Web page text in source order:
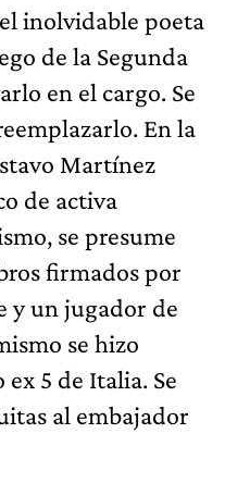
inolvidable poeta
de la Segunda
en el cargo. Se
En la
Martínez
de activa
se presume
firmados por
y un jugador de
se hizo
5 de Italia. Se
al embajador